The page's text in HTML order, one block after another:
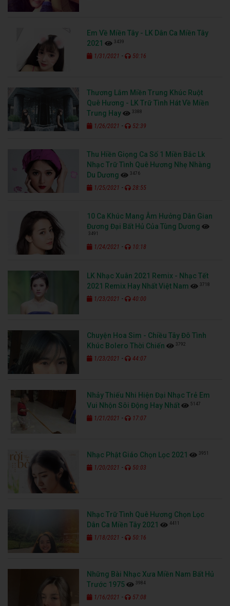
Em Về Miền Tây - LK Dân Ca Miền Tây
2021
3439
1/31/2021 - 50:16
Thương Lắm Miền Trung Khúc Ruột
Quê Hương - LK Trữ Tình Hát Về Miền
Trung Hay
3388
1/26/2021 - 52:39
Thu Hiền Giọng Ca Số 1 Miền Bắc Lk
Nhạc Trữ Tình Quê Hương Nhẹ Nhàng
Du Dương
3476
1/25/2021 - 28:55
10 Ca Khúc Mang Âm Hưởng Dân Gian
Đương Đại Bất Hủ Của Tùng Dương
3491
1/24/2021 - 10:18
LK Nhạc Xuân 2021 Remix - Nhạc Tết
2021 Remix Hay Nhất Việt Nam
3718
1/23/2021 - 40:00
Chuyện Hoa Sim - Chiều Tây Đô Tình
Khúc Bolero Thời Chiến
3792
1/23/2021 - 44:07
Nhảy Thiếu Nhi Hiện Đại Nhạc Trẻ Em
Vui Nhộn Sôi Động Hay Nhất
5147
1/21/2021 - 17:07
Nhạc Phật Giáo Chọn Lọc 2021 3951
1/20/2021 - 50:03
Nhạc Trữ Tình Quê Hương Chọn Lọc
Dân Ca Miền Tây 2021
4411
1/18/2021 - 50:16
Những Bài Nhạc Xưa Miền Nam Bất Hủ
Trước 1975
3984
1/16/2021 - 57:08